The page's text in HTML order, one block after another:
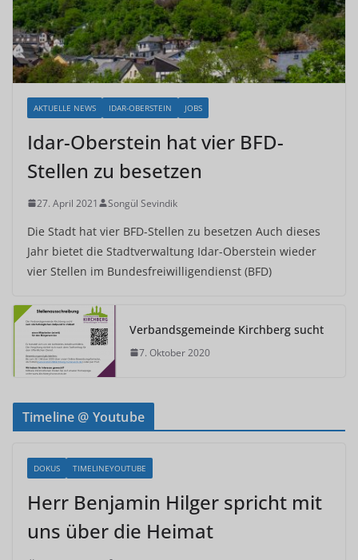
AKTUELLE NEWS IDAR-OBERSTEIN JOBS
Idar-Oberstein hat vier BFD-
Stellen zu besetzen
27. April 2021 Songül Sevindik
Die Stadt hat vier BFD-Stellen zu besetzen Auch dieses
Jahr bietet die Stadtverwaltung Idar-Oberstein wieder
vier Stellen im Bundesfreiwilligendienst (BFD)
Verbandsgemeinde Kirchberg sucht
7. Oktober 2020
Timeline @ Youtube
DOKUS TIMELINEYOUTUBE
Herr Benjamin Hilger spricht mit
uns über die Heimat